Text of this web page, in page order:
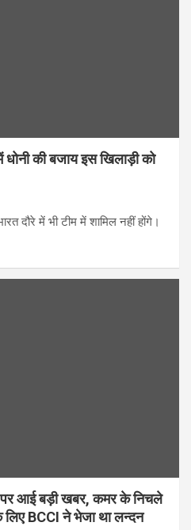
की बजाय इस खिलाड़ी को
दौरे में भी टीम में शामिल नहीं होंगे।
आई बड़ी खबर, कमर के निचले
BCCI ने भेजा था लन्दन